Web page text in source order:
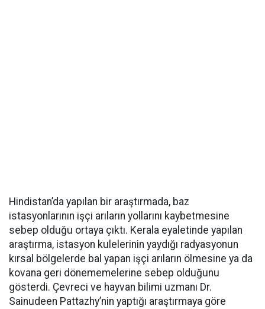
Hindistan’da yapılan bir araştırmada, baz
istasyonlarının işçi arıların yollarını kaybetmesine
sebep olduğu ortaya çıktı. Kerala eyaletinde yapılan
araştırma, istasyon kulelerinin yaydığı radyasyonun
kırsal bölgelerde bal yapan işçi arıların ölmesine ya da
kovana geri dönememelerine sebep olduğunu
gösterdi. Çevreci ve hayvan bilimi uzmanı Dr.
Sainudeen Pattazhy’nin yaptığı araştırmaya göre